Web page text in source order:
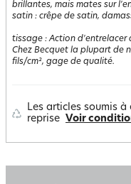
brillantes, mais mates sur
satin : crêpe de satin,
tissage :Action d'entrelacer
Chez Becquet la plupart de
fils/cm², gage de qualité.
Les articles soumis
reprise Voir